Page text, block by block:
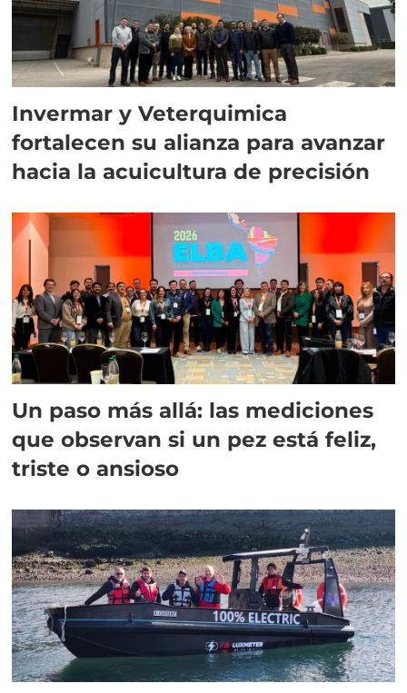
Invermar y Veterquimica
fortalecen su alianza para avanzar
hacia la acuicultura de precisión
Un paso más allá: las mediciones
que observan si un pez está feliz,
triste o ansioso